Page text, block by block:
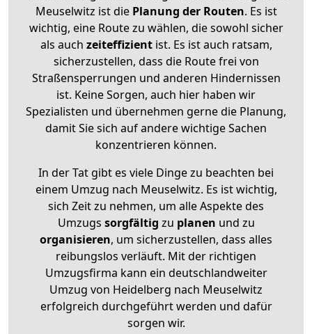
Meuselwitz ist diePlanung der Routen. Es ist
wichtig, eine Route zu wählen, die sowohl sicher
als auch zeiteffizientist. Es ist auch ratsam,
sicherzustellen, dass die Route frei von
Straßensperrungen und anderen Hindernissen
ist. Keine Sorgen, auch hier haben wir
Spezialisten und übernehmen gerne die Planung,
damit Sie sich auf andere wichtige Sachen
konzentrieren können.
In der Tat gibt es viele Dinge zu beachten bei
einem Umzug nach Meuselwitz. Es ist wichtig,
sich Zeit zu nehmen, um alle Aspekte des
Umzugs sorgfältig zu planen und zu
organisieren, um sicherzustellen, dass alles
reibungslos verläuft. Mit der richtigen
Umzugsfirma kann ein deutschlandweiter
Umzug von Heidelberg nach Meuselwitz
erfolgreich durchgeführt werden und dafür
sorgen wir.